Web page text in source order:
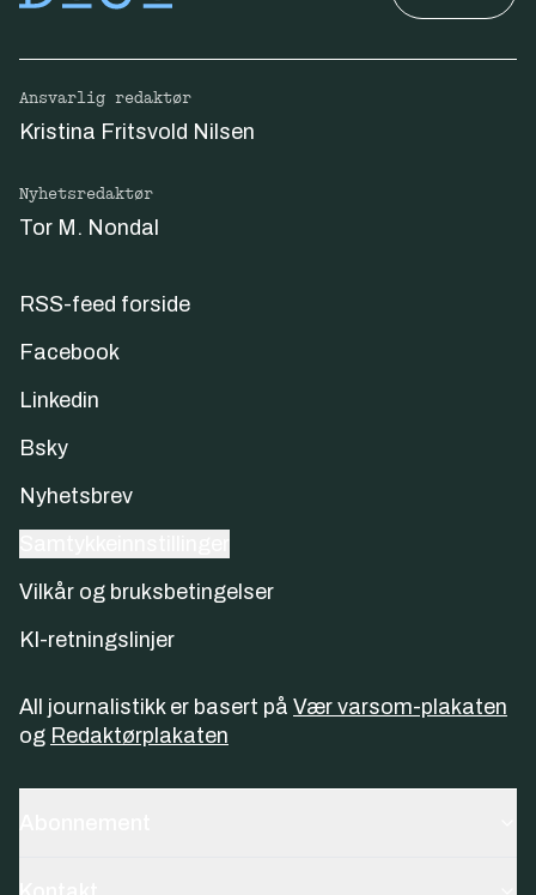
Ansvarlig redaktør
Kristina Fritsvold Nilsen
Nyhetsredaktør
Tor M. Nondal
RSS-feed forside
Facebook
Linkedin
Bsky
Nyhetsbrev
Vilkår og bruksbetingelser
KI-retningslinjer
All journalistikk er basert på Vær varsom-plakaten
og Redaktørplakaten